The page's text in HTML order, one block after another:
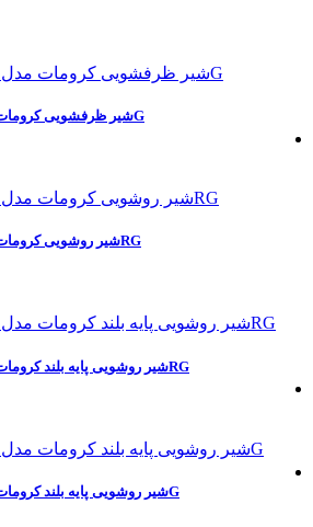
شیر ظرفشویی کرومات مدل ویکتوریا 13805G
شیر روشویی کرومات مدل ویکتوریا 13801RG
شیر روشویی پایه بلند کرومات مدل ویکتوریا 13803RG
شیر روشویی پایه بلند کرومات مدل ویکتوریا 13803G